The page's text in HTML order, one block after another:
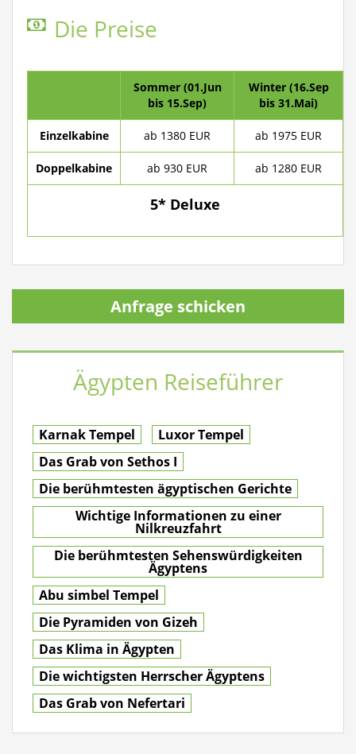
Die Preise
Sommer (01.Jun
bis 15.Sep)
Winter (16.Sep
bis 31.Mai)
Einzelkabine ab 1380 EUR ab 1975 EUR
Doppelkabine ab 930 EUR ab 1280 EUR
5* Deluxe
Anfrage schicken
Ägypten Reiseführer
Karnak Tempel
Luxor Tempel
Das Grab von Sethos I
Die berühmtesten ägyptischen Gerichte
Wichtige Informationen zu einer
Nilkreuzfahrt
Die berühmtesten Sehenswürdigkeiten
Ägyptens
Abu simbel Tempel
Die Pyramiden von Gizeh
Das Klima in Ägypten
Die wichtigsten Herrscher Ägyptens
Das Grab von Nefertari